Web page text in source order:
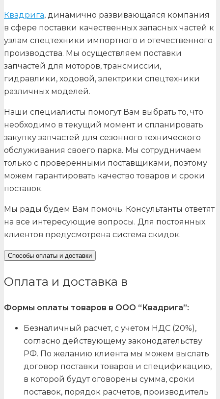
Квадрига, динамично развивающаяся компания
в сфере поставки качественных запасных частей к
узлам спецтехники импортного и отечественного
производства. Мы осуществляем поставки
запчастей для моторов, трансмиссии,
гидравлики, ходовой, электрики спецтехники
различных моделей.
Наши специалисты помогут Вам выбрать то, что
необходимо в текущий момент и спланировать
закупку запчастей для сезонного технического
обслуживания своего парка. Мы сотрудничаем
только с проверенными поставщиками, поэтому
можем гарантировать качество товаров и сроки
поставок.
Мы рады будем Вам помочь. Консультанты ответят
на все интересующие вопросы. Для постоянных
клиентов предусмотрена система скидок.
Способы оплаты и доставки
Оплата и доставка в
Формы оплаты товаров в ООО “Квадрига”:
Безналичный расчет, с учетом НДС (20%),
согласно действующему законодательству
РФ. По желанию клиента мы можем выслать
договор поставки товаров и спецификацию,
в которой будут оговорены сумма, сроки
поставок, порядок расчетов, производитель